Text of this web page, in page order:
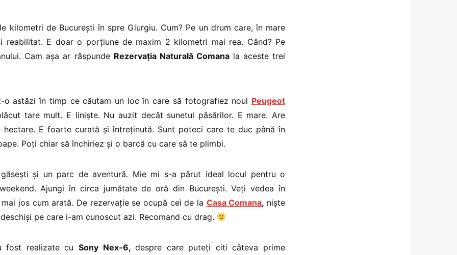
kilometri de București în spre Giurgiu. Cum? Pe un drum care, în mare
reabilitat. E doar o porțiune de maxim 2 kilometri mai rea. Când? Pe
Cam așa ar răspunde Rezervația Naturală Comana la aceste trei
o astăzi în timp ce căutam un loc în care să fotografiez noul Peugeot
tare mult. E liniște. Nu auzit decât sunetul păsărilor. E mare. Are
hectare. E foarte curată și întreținută. Sunt poteci care te duc până în
Poți chiar să închiriez și o barcă cu care să te plimbi.
și un parc de aventură. Mie mi s-a părut ideal locul pentru o
Ajungi în circa jumătate de oră din București. Veți vedea în
jos cum arată. De rezervație se ocupă cei de la Casa Comana, niște
pe care i-am cunoscut azi. Recomand cu drag.
fost realizate cu Sony Nex-6,despre care puteți citi câteva prime